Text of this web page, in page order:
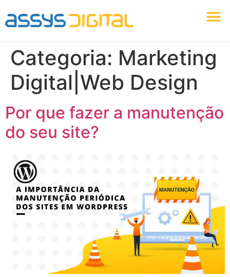
Categoria: Marketing
Digital|Web Design
Por que fazer a manutenção
do seu site?